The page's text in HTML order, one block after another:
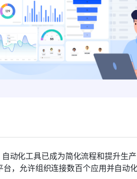
动化工具已成为简化流程和提升生
，允许组织连接数百个应用并自动